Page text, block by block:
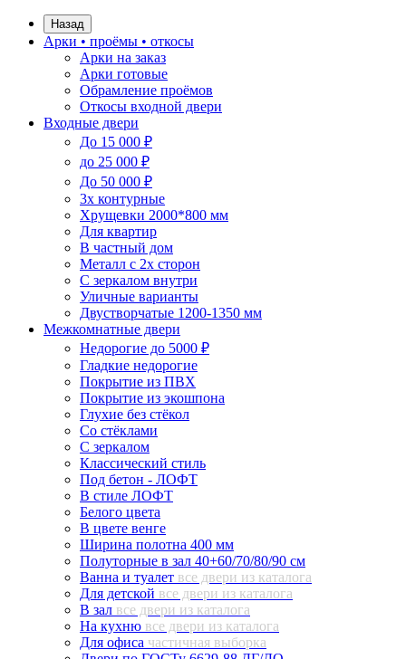
Назад
Арки • проёмы • откосы
Арки на заказ
Арки готовые
Обрамление проёмов
Откосы входной двери
Входные двери
До 15 000 ₽
до 25 000 ₽
До 50 000 ₽
3х контурные
Хрущевки 2000*800 мм
Для квартир
В частный дом
Металл с 2х сторон
С зеркалом внутри
Уличные варианты
Двустворчатые 1200-1350 мм
Межкомнатные двери
Недорогие до 5000 ₽
Гладкие недорогие
Покрытие из ПВХ
Покрытие из экошпона
Глухие без стёкол
Со стёклами
С зеркалом
Классический стиль
Под бетон - ЛОФТ
В стиле ЛОФТ
Белого цвета
В цвете венге
Ширина полотна 400 мм
Полуторные в зал 40+60/70/80/90 см
Ванна и туалет все двери из каталога
Для детской все двери из каталога
В зал все двери из каталога
На кухню все двери из каталога
Для офиса частичная выборка